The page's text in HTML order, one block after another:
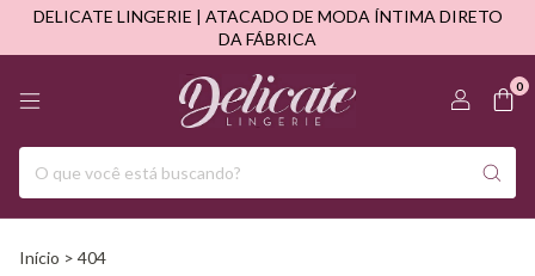
DELICATE LINGERIE | ATACADO DE MODA ÍNTIMA DIRETO
DA FÁBRICA
0
Início > 404